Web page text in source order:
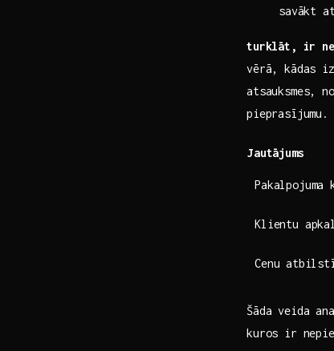
savākt
turklāt, ir
vērā, kādas‍
atsauksmes,
pieprasījumu.
Jautājums
Klientu
Cenu
Šāda veida
kuros‍ ir‍